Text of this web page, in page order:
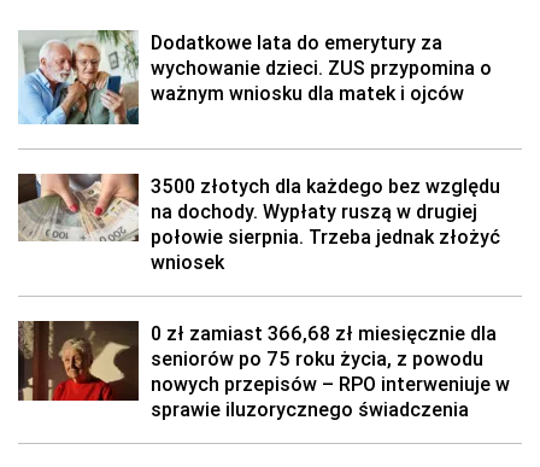
Dodatkowe lata do emerytury za
wychowanie dzieci. ZUS przypomina o
ważnym wniosku dla matek i ojców
3500 złotych dla każdego bez względu
na dochody. Wypłaty ruszą w drugiej
połowie sierpnia. Trzeba jednak złożyć
wniosek
0 zł zamiast 366,68 zł miesięcznie dla
seniorów po 75 roku życia, z powodu
nowych przepisów – RPO interweniuje w
sprawie iluzorycznego świadczenia